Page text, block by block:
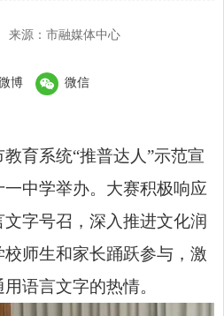
来源：市融媒体中心
博 微信
育系统“推普达人”示范宣
中学举办。大赛积极响应
字号召，深入推进文化润
师生和家长踊跃参与，激
语言文字的热情。